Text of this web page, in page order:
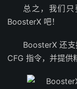
总之，我们
BoosterX 吧！
BoosterX 还
CFG 指令，并提供